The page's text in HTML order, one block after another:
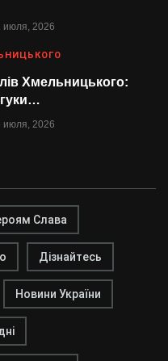
июля, 2026
Хмельницького:
июля, 2026
Слава
Дізнайтесь
Новини України